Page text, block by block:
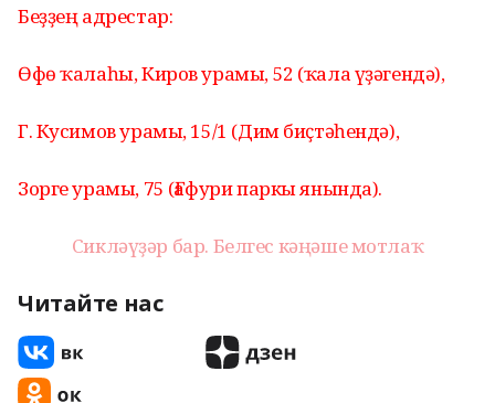
Беҙҙең адрестар:
Өфө ҡалаһы, Киров урамы, 52 (ҡала үҙәгендә),
Г. Кусимов урамы, 15/1 (Дим биҫтәһендә),
Зорге урамы, 75 (Ғафури паркы янында).
Сикләүҙәр бар. Белгес кәңәше мотлаҡ
Читайте нас